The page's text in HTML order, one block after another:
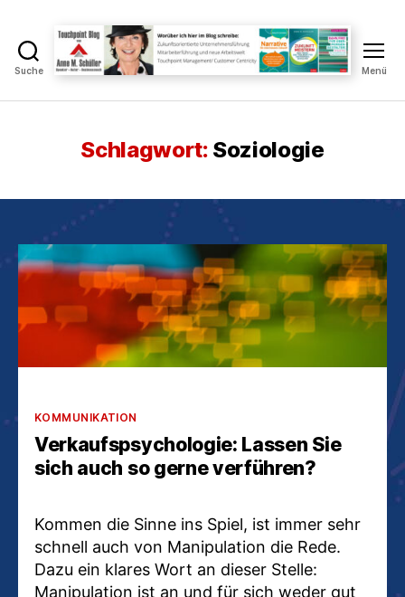
Suche
Touchpoint
Blog
M.
Schüller
Menü
Schlagwort: Soziologie
Kategorien
KOMMUNIKATION
Verkaufspsychologie: Lassen Sie
sich auch so gerne verführen?
Kommen die Sinne ins Spiel, ist immer sehr
schnell auch von Manipulation die Rede.
Dazu ein klares Wort an dieser Stelle:
Manipulation ist an und für sich weder gut